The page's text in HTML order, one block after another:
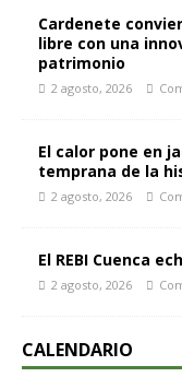
Cardenete
libre con una
patrimonio
2 agosto, 2026
El calor pone en
temprana de la
2 agosto, 2026
El REBI Cuenca
2 agosto, 2026
CALENDARIO